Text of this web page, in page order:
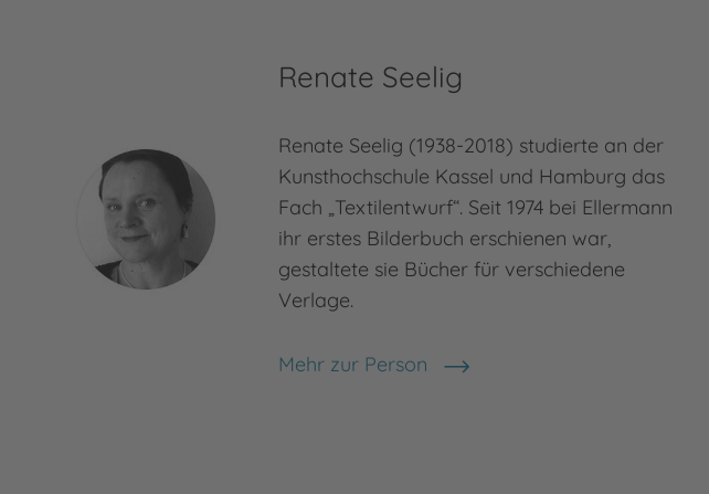
Renate Seelig
Renate Seelig (1938-2018) studierte an der
Kunsthochschule Kassel und Hamburg das
Fach „Textilentwurf“. Seit 1974 bei Ellermann
ihr erstes Bilderbuch erschienen war,
gestaltete sie Bücher für verschiedene
Verlage.
Mehr zur Person
Renate Seelig